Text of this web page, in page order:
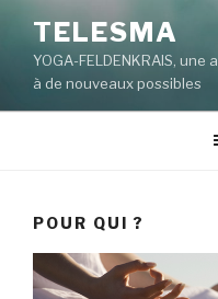
contenu
principal
TELESMA
YOGA-FELDENKRAIS,
à de nouveaux possibles
POUR QUI ?